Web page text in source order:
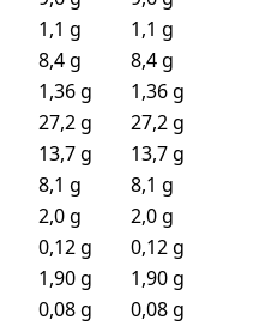
1,1 g
1,1 g
8,4 g
8,4 g
1,36 g
1,36 g
27,2 g
27,2 g
13,7 g
13,7 g
8,1 g
8,1 g
2,0 g
2,0 g
0,12 g
0,12 g
1,90 g
1,90 g
0,08 g
0,08 g